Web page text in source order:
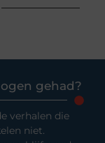
gehad?
verhalen die
niet.